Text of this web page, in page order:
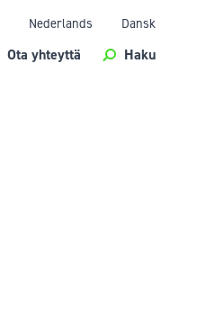
Nederlands Dansk
Ota yhteyttä Haku